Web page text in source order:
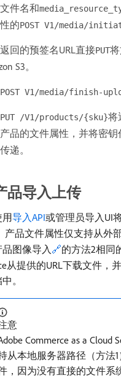
件名和
的POST V1/media/
回的预签名URL直接PUT
S3。
POST V1/media/finish-
PUT /V1/products/{sku}将
品的文件属性，并将密钥
递。
品导入上传
导入API或管理员导入UI
产品文件属性仅支持从外
图像导入🔗的方法2相同
从提供的URL下载文件，
。
意
Commerce as a Cloud
从本地服务器路径（方法
，因为没有直接的文件系